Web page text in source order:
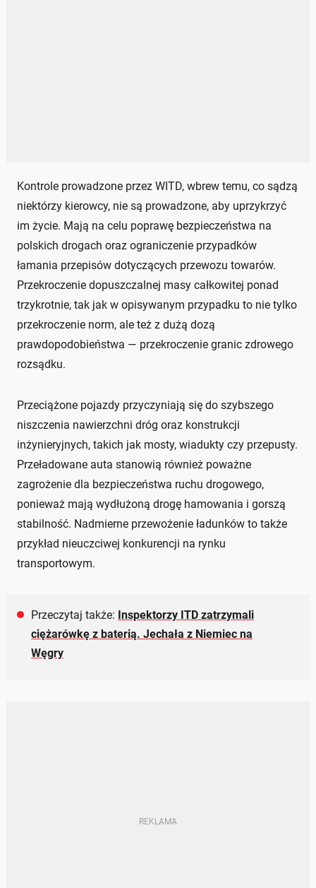
Kontrole prowadzone przez WITD, wbrew temu, co sądzą
niektórzy kierowcy, nie są prowadzone, aby uprzykrzyć
im życie. Mają na celu poprawę bezpieczeństwa na
polskich drogach oraz ograniczenie przypadków
łamania przepisów dotyczących przewozu towarów.
Przekroczenie dopuszczalnej masy całkowitej ponad
trzykrotnie, tak jak w opisywanym przypadku to nie tylko
przekroczenie norm, ale też z dużą dozą
prawdopodobieństwa — przekroczenie granic zdrowego
rozsądku.
Przeciążone pojazdy przyczyniają się do szybszego
niszczenia nawierzchni dróg oraz konstrukcji
inżynieryjnych, takich jak mosty, wiadukty czy przepusty.
Przeładowane auta stanowią również poważne
zagrożenie dla bezpieczeństwa ruchu drogowego,
ponieważ mają wydłużoną drogę hamowania i gorszą
stabilność. Nadmierne przewożenie ładunków to także
przykład nieuczciwej konkurencji na rynku
transportowym.
Przeczytaj także: Inspektorzy ITD zatrzymali
ciężarówkę z baterią. Jechała z Niemiec na
Węgry